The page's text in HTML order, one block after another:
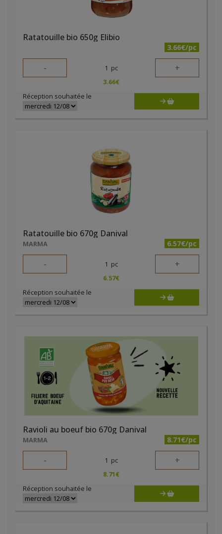
Ratatouille bio 650g Elibio
3.66€/pc
- 1 pc +
3.66€
Réception souhaitée le
Ratatouille bio 670g Danival
MARMA 6.57€/pc
- 1 pc +
6.57€
Réception souhaitée le
Ravioli au boeuf bio 670g Danival
MARMA 8.71€/pc
- 1 pc +
8.71€
Réception souhaitée le